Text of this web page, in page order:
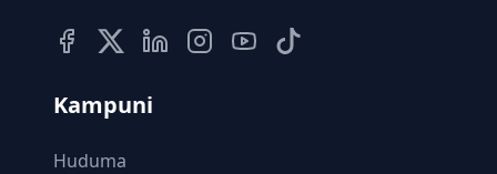
Kampuni
Huduma